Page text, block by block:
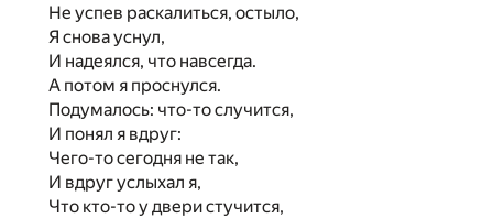
Не успев раскалиться, остыло,
Я снова уснул,
И надеялся, что навсегда.
А потом я проснулся.
Подумалось: что-то случится,
И понял я вдруг:
Чего-то сегодня не так,
И вдруг услыхал я,
Что кто-то у двери стучится,